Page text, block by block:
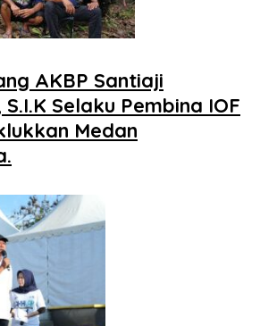
AKBP Santiaji
Selaku Pembina IOF
Medan